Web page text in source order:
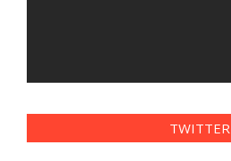
TWITTER